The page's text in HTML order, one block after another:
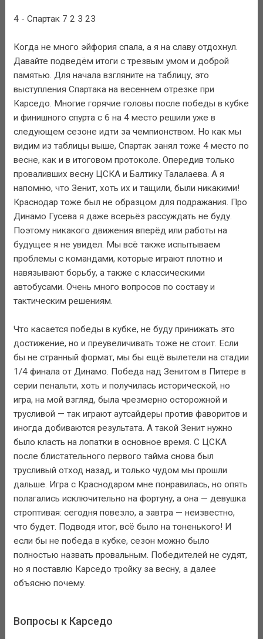
4 - Спартак 7 2 3 23
Когда не много эйфория спала, а я на славу отдохнул.
Давайте подведём итоги с трезвым умом и доброй
памятью. Для начала взгляните на таблицу, это
выступления Спартака на весеннем отрезке при
Карседо. Многие горячие головы после победы в кубке
и финишного спурта с 6 на 4 место решили уже в
следующем сезоне идти за чемпионством. Но как мы
видим из таблицы выше, Спартак занял тоже 4 место по
весне, как и в итоговом протоколе. Опередив только
проваливших весну ЦСКА и Балтику Талалаева. А я
напомню, что Зенит, хоть их и тащили, были никакими!
Краснодар тоже был не образцом для подражания. Про
Динамо Гусева я даже всерьёз рассуждать не буду.
Поэтому никакого движения вперёд или работы на
будущее я не увидел. Мы всё также испытываем
проблемы с командами, которые играют плотно и
навязывают борьбу, а также с классическими
автобусами. Очень много вопросов по составу и
тактическим решениям.
Что касается победы в кубке, не буду принижать это
достижение, но и преувеличивать тоже не стоит. Если
бы не странный формат, мы бы ещё вылетели на стадии
1/4 финала от Динамо. Победа над Зенитом в Питере в
серии пенальти, хоть и получилась исторической, но
игра, на мой взгляд, была чрезмерно осторожной и
трусливой — так играют аутсайдеры против фаворитов и
иногда добиваются результата. А такой Зенит нужно
было класть на лопатки в основное время. С ЦСКА
после блистательного первого тайма снова был
трусливый отход назад, и только чудом мы прошли
дальше. Игра с Краснодаром мне понравилась, но опять
полагались исключительно на фортуну, а она — девушка
строптивая: сегодня повезло, а завтра — неизвестно,
что будет. Подводя итог, всё было на тоненького! И
если бы не победа в кубке, сезон можно было
полностью назвать провальным. Победителей не судят,
но я поставлю Карседо тройку за весну, а далее
объясню почему.
Вопросы к Карседо